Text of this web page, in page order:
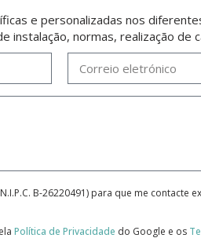
e personalizadas nos
instalação, normas, realização de
B-26220491) para que me
Política de Privacidade do Google e os